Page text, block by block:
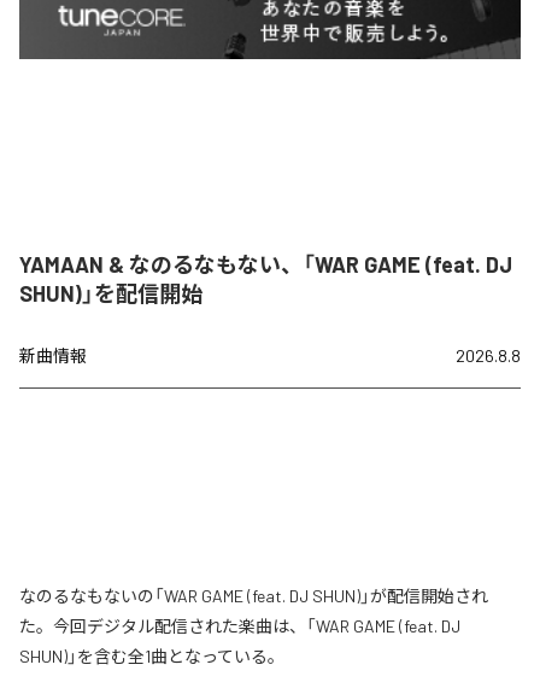
YAMAAN & なのるなもない、「WAR GAME (feat. DJ
SHUN)」を配信開始
新曲情報 2026.8.8
なのるなもないの「WAR GAME (feat. DJ SHUN)」が配信開始され
た。今回デジタル配信された楽曲は、「WAR GAME (feat. DJ
SHUN)」を含む全1曲となっている。